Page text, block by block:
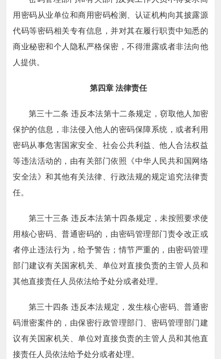
用密码从业单位和商用密码检测、认证机构向其披露源
代码等密码相关专有信息，并对其在履行职责中知悉的
商业秘密和个人隐私严格保密，不得泄露或者非法向他
人提供。
第四章 法律责任
第三十二条 违反本法第十二条规定，窃取他人加密
保护的信息，非法侵入他人的密码保障系统，或者利用
密码从事危害国家安全、社会公共利益、他人合法权益
等违法活动的，由有关部门依照《中华人民共和国网络
安全法》和其他有关法律、行政法规的规定追究法律责
任。
第三十三条 违反本法第十四条规定，未按照要求使
用核心密码、普通密码的，由密码管理部门责令改正或
者停止违法行为，给予警告；情节严重的，由密码管理
部门建议有关国家机关、单位对直接负责的主管人员和
其他直接责任人员依法给予处分或者处理。
第三十四条 违反本法规定，发生核心密码、普通密
码泄密案件的，由保密行政管理部门、密码管理部门建
议有关国家机关、单位对直接负责的主管人员和其他直
接责任人员依法给予处分或者处理。